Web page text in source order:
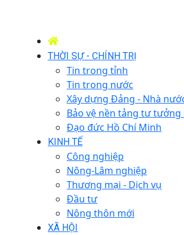
THỜI SỰ - CHÍNH TRỊ
Tin trong tỉnh
Tin trong nước
Xây dựng Đảng - Nhà
Bảo vệ nền tảng tư tưởng
Đạo đức Hồ Chí Minh
KINH TẾ
Công nghiệp
Nông-Lâm nghiệp
Thương mại - Dịch vụ
Đầu tư
Nông thôn mới
XÃ HỘI